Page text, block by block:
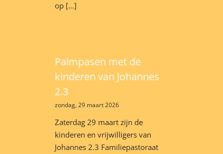
op [...]
Palmpasen met de
kinderen van Johannes
2.3
zondag, 29 maart 2026
Zaterdag 29 maart zijn de
kinderen en vrijwilligers van
Johannes 2.3 Familiepastoraat